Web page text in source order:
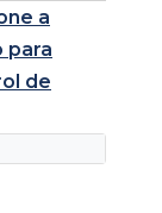
a
para
de